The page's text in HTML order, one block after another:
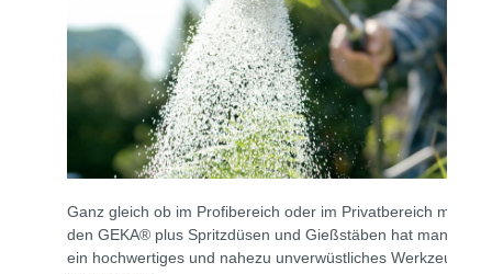
Ganz gleich ob im Profibereich oder im Privatbereich mit
den GEKA® plus Spritzdüsen und Gießstäben hat man
ein hochwertiges und nahezu unverwüstliches Werkzeug